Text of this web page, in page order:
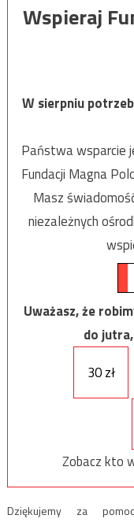
Wspieraj
W sierpniu
Państwa wsparcie
Fundacji Magna
Masz
niezależnych
Uważasz, że
do
30 zł
Zobacz kto
Dziękujemy za